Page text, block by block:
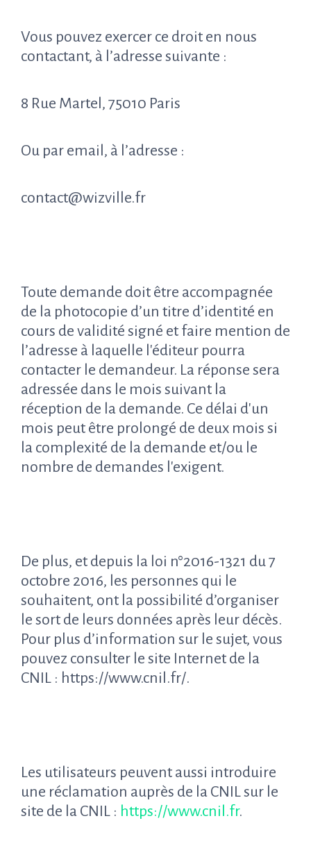
Vous pouvez exercer ce droit en nous
contactant, à l’adresse suivante :
8 Rue Martel, 75010 Paris
Ou par email, à l’adresse :
contact@wizville.fr
Toute demande doit être accompagnée
de la photocopie d’un titre d’identité en
cours de validité signé et faire mention de
l’adresse à laquelle l'éditeur pourra
contacter le demandeur. La réponse sera
adressée dans le mois suivant la
réception de la demande. Ce délai d'un
mois peut être prolongé de deux mois si
la complexité de la demande et/ou le
nombre de demandes l'exigent.
De plus, et depuis la loi n°2016-1321 du 7
octobre 2016, les personnes qui le
souhaitent, ont la possibilité d’organiser
le sort de leurs données après leur décès.
Pour plus d’information sur le sujet, vous
pouvez consulter le site Internet de la
CNIL : https://www.cnil.fr/.
Les utilisateurs peuvent aussi introduire
une réclamation auprès de la CNIL sur le
site de la CNIL : https://www.cnil.fr.